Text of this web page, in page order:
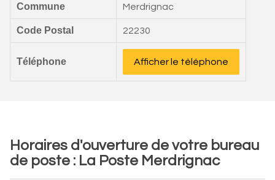
Commune Merdrignac
Code Postal 22230
Téléphone Afficher le téléphone
Horaires d'ouverture de votre bureau
de poste : La Poste Merdrignac